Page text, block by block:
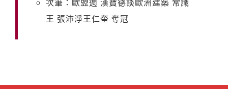
次筆：歐盟週 漢寶德談歐洲建築 常識
王 張沛淨王仁奎 奪冠